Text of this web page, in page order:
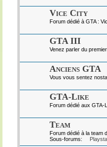
Vice City
Forum dédié à GTA :
GTA III
Venez parler du
Anciens GTA
Vous vous sentez
GTA-Like
Forum dédié aux GTA-
Team
Forum dédié à la team
Sous-forums: